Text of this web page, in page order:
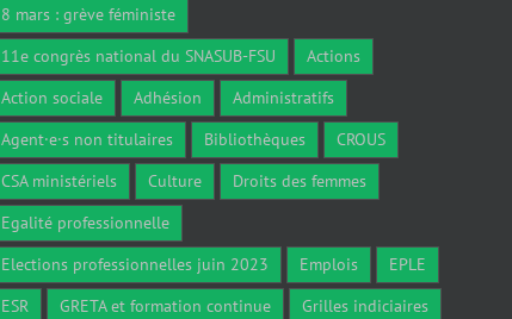
8 mars : grève féministe
11e congrès national du SNASUB-FSU
Actions
Action sociale
Adhésion
Administratifs
Agent·e·s non titulaires
Bibliothèques
CROUS
CSA ministériels
Culture
Droits des femmes
Egalité professionnelle
Elections professionnelles juin 2023
Emplois
EPLE
ESR
GRETA et formation continue
Grilles indiciaires